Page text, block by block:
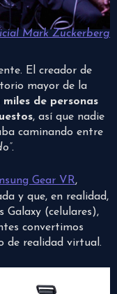
Mark Zuckerberg
El creador de
mayor de la
miles de personas
, así que nadie
caminando entre
Gear VR,
y que, en realidad,
Galaxy (celulares),
convertimos
de realidad virtual.